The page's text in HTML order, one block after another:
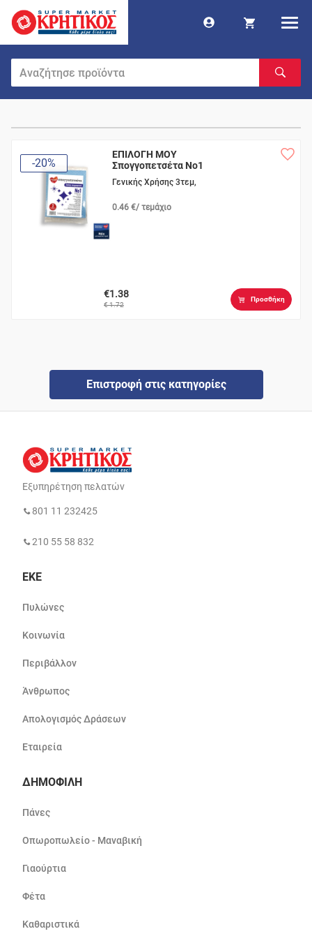
-20%
ΕΠΙΛΟΓΗ ΜΟΥ
Σπογγοπετσέτα Νο1
Γενικής Χρήσης 3τεμ,
0.46 €/ τεμάχιο
€1.38
€ 1.72
Προσθήκη
Επιστροφή στις κατηγορίες
Εξυπηρέτηση πελατών
801 11 232425
210 55 58 832
ΕΚΕ
Πυλώνες
Κοινωνία
Περιβάλλον
Άνθρωπος
Απολογισμός Δράσεων
Εταιρεία
ΔΗΜΟΦΙΛΗ
Πάνες
Οπωροπωλείο - Μαναβική
Γιαούρτια
Φέτα
Καθαριστικά